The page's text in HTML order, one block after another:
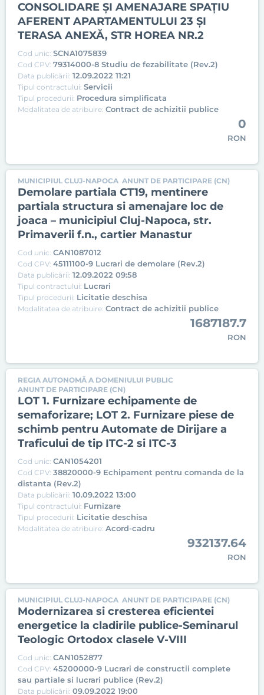
CONSOLIDARE ȘI AMENAJARE SPAȚIU
AFERENT APARTAMENTULUI 23 ȘI
TERASA ANEXĂ, STR HOREA NR.2
Cod unic: SCNA1075839
Cod CPV: 79314000-8 Studiu de fezabilitate (Rev.2)
Data publicării: 12.09.2022 11:21
Tipul contractului: Servicii
Tipul procedurii: Procedura simplificata
Modalitatea de atribuire: Contract de achizitii publice
0
RON
MUNICIPIUL CLUJ-NAPOCA ANUNT DE PARTICIPARE (CN)
Demolare partiala CT19, mentinere
partiala structura si amenajare loc de
joaca – municipiul Cluj-Napoca, str.
Primaverii f.n., cartier Manastur
Cod unic: CAN1087012
Cod CPV: 45111100-9 Lucrari de demolare (Rev.2)
Data publicării: 12.09.2022 09:58
Tipul contractului: Lucrari
Tipul procedurii: Licitatie deschisa
Modalitatea de atribuire: Contract de achizitii publice
1687187.7
RON
REGIA AUTONOMĂ A DOMENIULUI PUBLIC
ANUNT DE PARTICIPARE (CN)
LOT 1. Furnizare echipamente de
semaforizare; LOT 2. Furnizare piese de
schimb pentru Automate de Dirijare a
Traficului de tip ITC-2 si ITC-3
Cod unic: CAN1054201
Cod CPV: 38820000-9 Echipament pentru comanda de la
distanta (Rev.2)
Data publicării: 10.09.2022 13:00
Tipul contractului: Furnizare
Tipul procedurii: Licitatie deschisa
Modalitatea de atribuire: Acord-cadru
932137.64
RON
MUNICIPIUL CLUJ-NAPOCA ANUNT DE PARTICIPARE (CN)
Modernizarea si cresterea eficientei
energetice la cladirile publice-Seminarul
Teologic Ortodox clasele V-VIII
Cod unic: CAN1052877
Cod CPV: 45200000-9 Lucrari de constructii complete
sau partiale si lucrari publice (Rev.2)
Data publicării: 09.09.2022 19:00